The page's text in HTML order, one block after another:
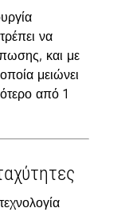
να
και με
μειώνει
από 1